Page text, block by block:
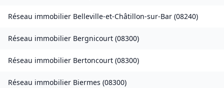
Réseau immobilier Belleville-et-Châtillon-sur-Bar (08240)
Réseau immobilier Bergnicourt (08300)
Réseau immobilier Bertoncourt (08300)
Réseau immobilier Biermes (08300)